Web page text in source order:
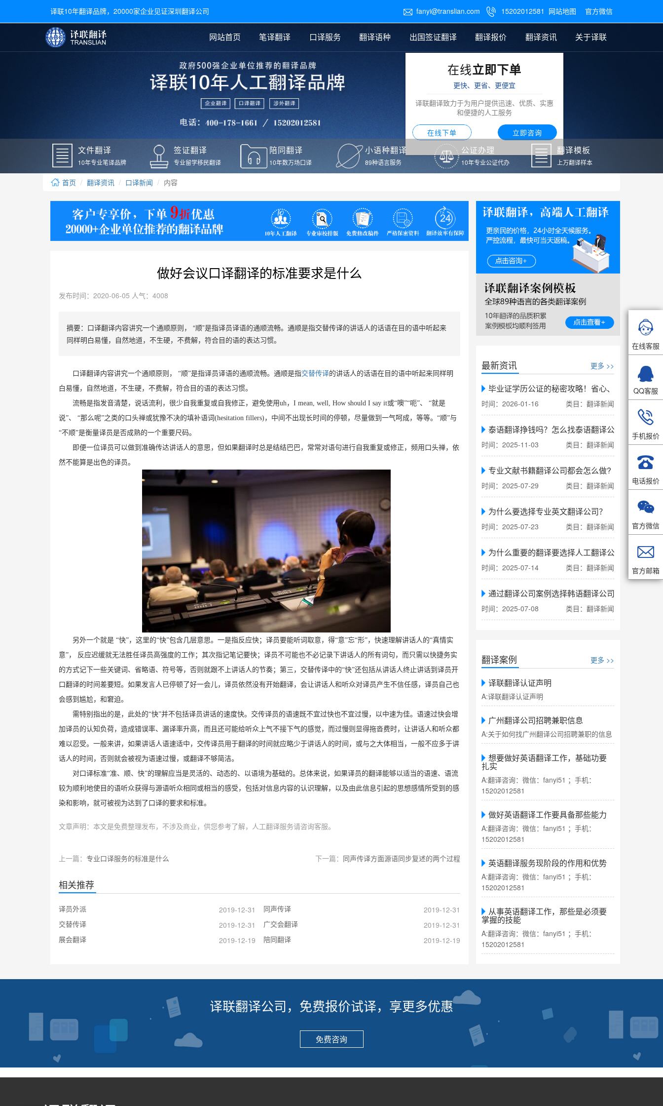
译联10年翻译品牌，20000家企业见证深圳翻译公司  fanyi@translian.com  15202012581 网站地图 官方微信
网站首页 笔译翻译
文件翻译 医学翻译 法律翻译 说明书翻译 图纸翻译
口译服务
广交会翻译 交替传译 同声传译
翻译语种
常用语种翻译
日语翻译
德语翻译
老挝语翻译 泰语翻译
葡萄牙语翻译
出国签证翻译
毕业证翻译
户口本翻译
学位证翻译
身份证翻译
签证材料翻译
银行流水翻译
驾照翻译
疫苗本翻译
新冠疫苗接种证明翻译
核酸检测报告英文版翻
译
翻译报价
笔译翻译报价
证件翻译报价
翻译资讯
公证样本
签证翻译
口译新闻
翻译新闻
关于译联
在线立即下单
更快、更省、更便宜
译联翻译致力于为用户提供迅速、优质、实惠
和便捷的人工服务
在线下单 立即咨询
文件翻译
10年专业笔译品牌
签证翻译
专业留学移民翻译
陪同翻译
10年数万场口译
小语种翻译
89种语言服务
公证办理
10年专业公证代办
翻译模板
上万翻译样本
首页 翻译资讯 口译新闻 内容
做好会议口译翻译的标准要求是什么
发布时间：2020-06-05 人气：4008
摘要：口译翻译内容讲究一个通顺原则， “顺”是指译员译语的通顺流畅。通顺是指交替传译​的讲话人的话语在目的语中听起来
同样明白易懂，自然地道，不生硬，不费解，符合目的语的表达习惯。
口译翻译内容讲究一个通顺原则， “顺”是指译员译语的通顺流畅。通顺是指交替传译的讲话人的话语在目的语中听起来同样明
白易懂，自然地道，不生硬，不费解，符合目的语的表达习惯。
流畅是指发音清楚，说话流利，很少自我重复或自我修正，避免使用uh，I mean, well, How should I say it或“噢”“呃”、 “就是
说”、 “那么呢”之类的口头禅或犹豫不决的填补语词(hesitation fillers)，中间不出现长时间的停顿，尽量做到一气呵成，等等。“顺”与
“不顺”是衡量译员是否成熟的一个重要尺码。
即便一位译员可以做到准确传达讲话人的意思，但如果翻译时总是结结巴巴，常常对语句进行自我重复或修正，频用口头禅，依
然不能算是出色的译员。
另外一个就是 “快”，这里的“快”包含几层意思。一是指反应快；译员要能听词取意，得“意”忘“形”，快速理解讲话人的“真情实
意”， 反应迟缓就无法胜任译员高强度的工作；其次指记笔记要快；译员不可能也不必记录下讲话人的所有词句，而只需以快捷务实
的方式记下一些关键词、省略语、符号等，否则就跟不上讲话人的节奏；第三，交替传译中的“快”还包括从讲话人终止讲话到译员开
口翻译的时间差要短。如果发言人已停顿了好一会儿，译员依然没有开始翻译，会让讲话人和听众对译员产生不信任感，译员自己也
会感到尴尬， 和窘迫。
需特别指出的是，此处的“快”并不包括译员讲话的速度快。交传译员的语速既不宜过快也不宜过慢，以中速为佳。语速过快会增
加译员的认知负荷，造成错误率、漏译率升高，而且还可能给听众上气不接下气的感觉，而过慢则显得拖沓费时，让讲话人和听众都
难以忍受。一般来讲，如果讲话人语速适中，交传译员用于翻译的时间就应略少于讲话人的时间，或与之大体相当，一般不应多于讲
话人的时间，否则就会被视为语速过慢，或翻译不够简洁。
对口译标准“准、顺、快”的理解应当是灵活的、动态的、以语境为基础的。总体来说，如果译员的翻译能够以适当的语速、语流
较为顺利地使目的语听众获得与源语听众相同或相当的感受，包括对信息内容的认识理解，以及由此信息引起的思想感情所受到的感
染和影响，就可被视为达到了口译的要求和标准。
文章声明：本文是免费整理发布，不涉及商业，供您参考了解，人工翻译服务请咨询客服。
上一篇： 专业口译服务的标准是什么 下一篇： 同声传译方面源语同步复述的两个过程
相关推荐
译员外派 2019-12-31 同声传译
2019-12-31
交替传译
2019-12-31 广交会翻译
2019-12-31
展会翻译
2019-12-19 陪同翻译 2019-12-19
最新资讯 更多 >>
毕业证学历公证的秘密攻略！省心、省力、省时
时间：2026-01-16 类目：翻译新闻
泰语翻译挣钱吗？怎么找泰语翻译公司翻译
时间：2025-11-03 类目：翻译新闻
专业文献书籍翻译公司都会怎么做?
时间：2025-07-29 类目：翻译新闻
为什么要选择专业英文翻译公司？
时间：2025-07-23 类目：翻译新闻
为什么重要的翻译要选择人工翻译公司
时间：2025-07-14 类目：翻译新闻
通过翻译公司案例选择韩语翻译公司
时间：2025-07-08 类目：翻译新闻
翻译案例 更多 >>
译联翻译认证声明
A:译联翻译认证声明
广州翻译公司招聘兼职信息
A:关于如何找广州翻译公司招聘兼职的信息
想要做好英语翻译工作，基础功要
扎实
A:翻译咨询：微信：fanyi51 ；手机：
15202012581
做好英语翻译工作要具备那些能力
A:翻译咨询：微信：fanyi51 ；手机：
15202012581
英语翻译服务现阶段的作用和优势
A:翻译咨询：微信：fanyi51 ；手机：
15202012581
从事英语翻译工作，那些是必须要
掌握的技能
A:翻译咨询：微信：fanyi51 ；手机：
15202012581
译联翻译公司，免费报价试译，享更多优惠
免费咨询

在线客服

QQ客服

手机报价

电话报价

官方微信

官方邮箱